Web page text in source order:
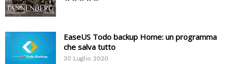
EaseUS Todo backup Home: un programma
che salva tutto
30 Luglio 2020